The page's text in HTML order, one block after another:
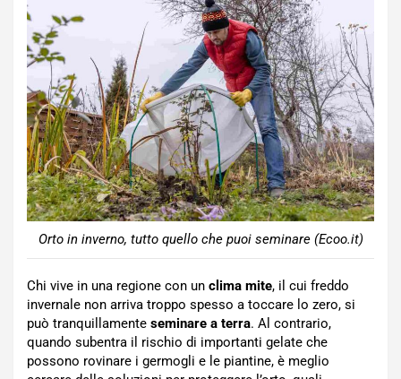
Orto in inverno, tutto quello che puoi seminare (Ecoo.it)
Chi vive in una regione con un clima mite, il cui freddo
invernale non arriva troppo spesso a toccare lo zero, si
può tranquillamente seminare a terra. Al contrario,
quando subentra il rischio di importanti gelate che
possono rovinare i germogli e le piantine, è meglio